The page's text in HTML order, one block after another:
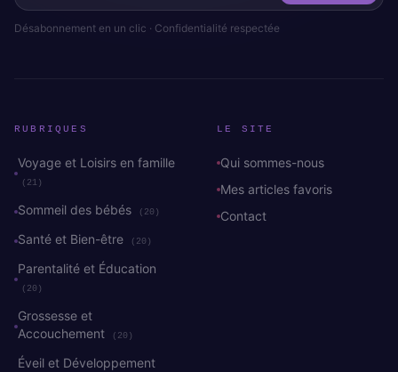
Désabonnement en un clic · Confidentialité respectée
RUBRIQUES
Voyage et Loisirs en famille
(21)
Sommeil des bébés (20)
Santé et Bien-être (20)
Parentalité et Éducation
(20)
Grossesse et
Accouchement
(20)
Éveil et Développement
LE SITE
Qui sommes-nous
Mes articles favoris
Contact